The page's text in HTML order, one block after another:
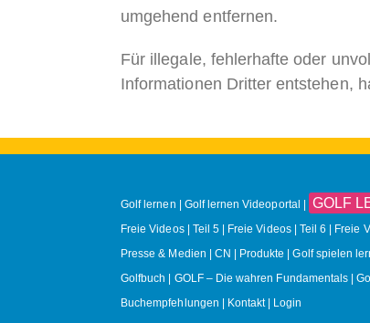
umgehend entfernen.
Für illegale, fehlerhafte oder
Informationen Dritter entstehen,
Golf lernen Golf lernen Videoportal GOLF
Freie Videos | Teil 5
Freie Videos | Teil 6 Freie
Presse & Medien
CN Produkte Golf spielen
Golfbuch | GOLF – Die wahren Fundamentals
Buchempfehlungen
Kontakt Login